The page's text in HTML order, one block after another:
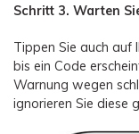
Schritt 3. Warten
Tippen Sie auch auf
bis ein Code
Warnung wegen
ignorieren Sie diese